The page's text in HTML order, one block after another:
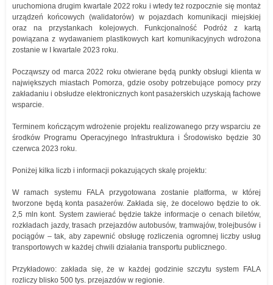
uruchomiona drugim kwartale 2022 roku i wtedy też rozpocznie się montaż
urządzeń końcowych (walidatorów) w pojazdach komunikacji miejskiej
oraz na przystankach kolejowych. Funkcjonalność Podróż z kartą
powiązana z wydawaniem plastikowych kart komunikacyjnych wdrożona
zostanie w I kwartale 2023 roku.
Począwszy od marca 2022 roku otwierane będą punkty obsługi klienta w
największych miastach Pomorza, gdzie osoby potrzebujące pomocy przy
zakładaniu i obsłudze elektronicznych kont pasażerskich uzyskają fachowe
wsparcie.
Terminem kończącym wdrożenie projektu realizowanego przy wsparciu ze
środków Programu Operacyjnego Infrastruktura i Środowisko będzie 30
czerwca 2023 roku.
Poniżej kilka liczb i informacji pokazujących skalę projektu:
W ramach systemu FALA przygotowana zostanie platforma, w której
tworzone będą konta pasażerów. Zakłada się, że docelowo będzie to ok.
2,5 mln kont. System zawierać będzie także informacje o cenach biletów,
rozkładach jazdy, trasach przejazdów autobusów, tramwajów, trolejbusów i
pociągów – tak, aby zapewnić obsługę rozliczenia ogromnej liczby usług
transportowych w każdej chwili działania transportu publicznego.
Przykładowo: zakłada się, że w każdej godzinie szczytu system FALA
rozliczy blisko 500 tys. przejazdów w regionie.